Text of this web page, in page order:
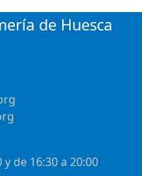
de Huesca
de 16:30 a 20:00